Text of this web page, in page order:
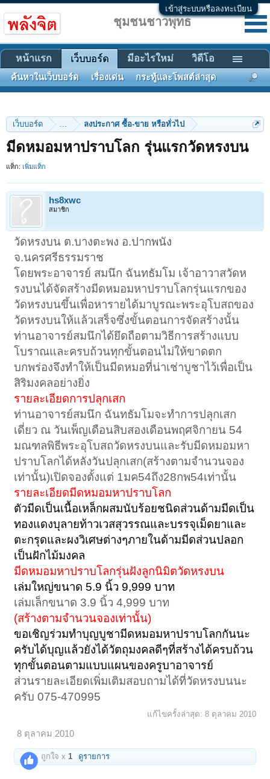
เข้าสู่ระบบหรือลงทะเบียน
เว็บบอร์ด ... ลงประกาศ ซื้อ-ขาย หรือทั่วไป
มีดหมอมหาปราบโลก รุ่นแรกวัดหรงบน
แท็ก: เพิ่มแท็ก
hs8xwc
สมาชิก
วัดหรงบน ต.บางตะพง อ.ปากพนัง
จ.นครศรีธรรมราช
โดยพระอาจารย์ สมนึก ฉันทธัมโม เจ้าอาวาสวัดห
รงบนได้จัดสร้างมีดหมอมหาปราบโลกรุ่นแรกของ
วัดหรงบนขึ้นเพื่อหารายได้มาบูรณะพระอุโบสถของ
วัดหรงบนให้แล้วเสร็จซึ่งขั้นตอนการจัดสร้างนั้น
ท่านอาจารย์สมนึกได้ยึดถือตามวิธีการสร้างแบบ
โบราณและครบถ้วนทุกขั้นตอนไม่ให้ขาดตก
บกพร่องจึงทำให้เป็นมีดหมอที่น่าเช่าบูชาไว้เพื่อเป็น
สิริมงคลอย่างยิ่ง
รายละเอียดการปลุกเสก
ท่านอาจารย์สมนึก ฉันทธัมโมจะทำการปลุกเสก
เดี่ยว ณ วันเพ็ญเดือนสิบสองเดือนพฤศจิกายน 54
มณฑลพิธีพระอุโบสถวัดหรงบนและรับมีดหมอมหา
ปราบโลกได้หลังวันปลุกเสก(สร้างตามจำนวนจอง
เท่านั้น)เปิดจองตั้งแต่ 1มค54ถึง28กพ54เท่านั้น
รายละเอียดมีดหมอมหาปราบโลก
ตัวมีดเป็นเนื้อเหล็กผสมนับร้อยชนิดส่วนด้ามมีดเป็น
ทองแดงบุลายท้าวเวสสุวรรณและบรรจุเม็ดยาและ
ตะกรุดและผงวิเศษต่างๆภายในด้ามมีดส่วนปลอก
เป็นฝักไม้มงคล
มีดหมอมหาปราบโลกรุ่นฝังลูกนิมิตวัดหรงบน
เล่มใหญ่ขนาด 5.9 นิ้ว 9,999 บาท
เล่มเล็กขนาด 3.9 นิ้ว 4,999 บาท
(สร้างตามจำนวนจองเท่านั้น)
ขอเชิญร่วมทำบุญบูชามีดหมอมหาปราบโลกกันนะ
ครับได้บุญแล้วยังได้วัตถุมงคลดีๆที่สร้างได้ครบถ้วน
ทุกขั้นตอนตามแบบแผนของครูบาอาจารย์
ส่วนรายละเอียดเพิ่มเติมสอบถามได้ที่วัดหรงบนนะ
ครับ 075-470995
แก้ไขครั้งล่าสุด: 8 ตุลาคม 2010
8 ตุลาคม 2010
ถูกใจ x1 ดูรายการ
ชุมชนชาวพุทธ
หน้าแรก เว็บบอร์ด
ค้นหาในเว็บบอร์ด เรื่องเด่น กระทู้และโพสต์ล่าสุด
มีอะไรใหม่ วิดีโอ